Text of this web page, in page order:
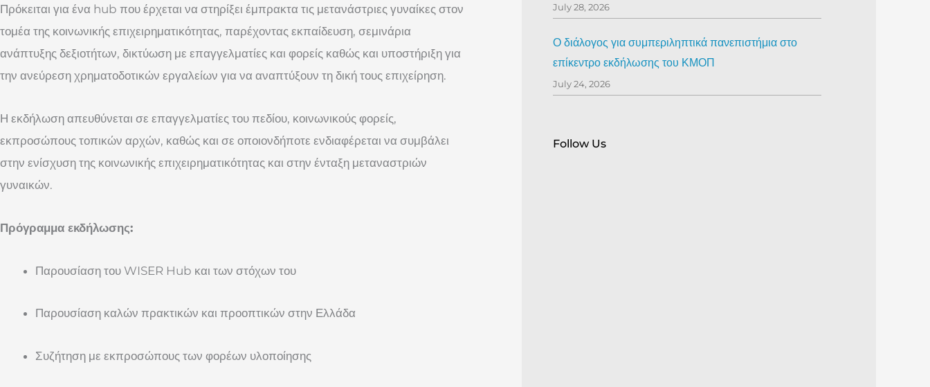
Πρόκειται για ένα hub που έρχεται να στηρίξει έμπρακτα τις μετανάστριες γυναίκες στον
τομέα της κοινωνικής επιχειρηματικότητας, παρέχοντας εκπαίδευση, σεμινάρια
ανάπτυξης δεξιοτήτων, δικτύωση με επαγγελματίες και φορείς καθώς και υποστήριξη για
την ανεύρεση χρηματοδοτικών εργαλείων για να αναπτύξουν τη δική τους επιχείρηση.
Η εκδήλωση απευθύνεται σε επαγγελματίες του πεδίου, κοινωνικούς φορείς,
εκπροσώπους τοπικών αρχών, καθώς και σε οποιονδήποτε ενδιαφέρεται να συμβάλει
στην ενίσχυση της κοινωνικής επιχειρηματικότητας και στην ένταξη μεταναστριών
γυναικών.
Πρόγραμμα εκδήλωσης:
Παρουσίαση του WISER Hub και των στόχων του
Παρουσίαση καλών πρακτικών και προοπτικών στην Ελλάδα
Συζήτηση με εκπροσώπους των φορέων υλοποίησης
July 28, 2026
Ο διάλογος για συμπεριληπτικά πανεπιστήμια στο
επίκεντρο εκδήλωσης του ΚΜΟΠ
July 24, 2026
Follow Us